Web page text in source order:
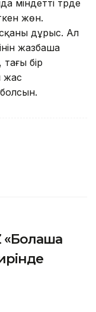
міндетті түрде
жөн.
дұрыс. Ал
жазбаша
бір
жас